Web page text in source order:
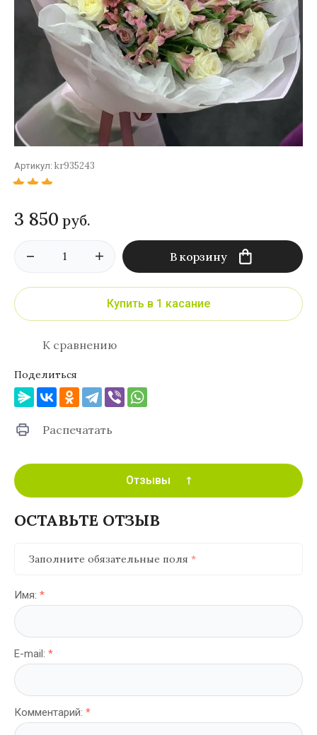
Артикул: kr935243
3 850 руб.
В корзину
Купить в 1 касание
К сравнению
Поделиться
Распечатать
Отзывы
ОСТАВЬТЕ ОТЗЫВ
Заполните обязательные поля *
Имя: *
E-mail: *
Комментарий: *